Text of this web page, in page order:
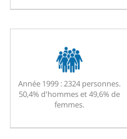
Année 1999 :2324 personnes.
50,4% d'hommes et 49,6% de
femmes.